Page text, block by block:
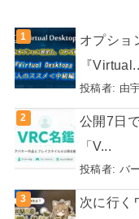
オプショ
『
投稿者: 由
公開7日
「V...
投稿者: バ
次に行く